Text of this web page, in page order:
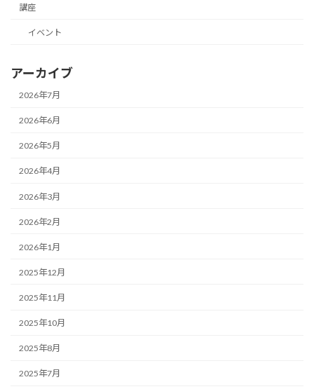
講座
イベント
アーカイブ
2026年7月
2026年6月
2026年5月
2026年4月
2026年3月
2026年2月
2026年1月
2025年12月
2025年11月
2025年10月
2025年8月
2025年7月